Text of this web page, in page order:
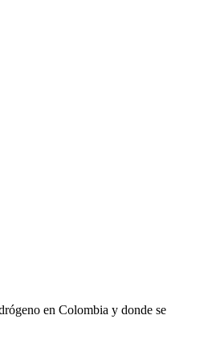
en Colombia y donde se